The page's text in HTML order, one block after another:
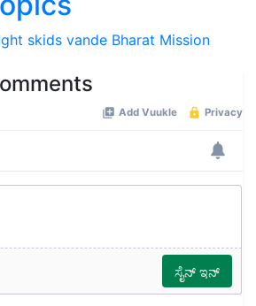
skids vande Bharat Mission